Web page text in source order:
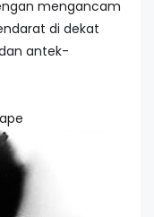
mengancam
di dekat
antek-